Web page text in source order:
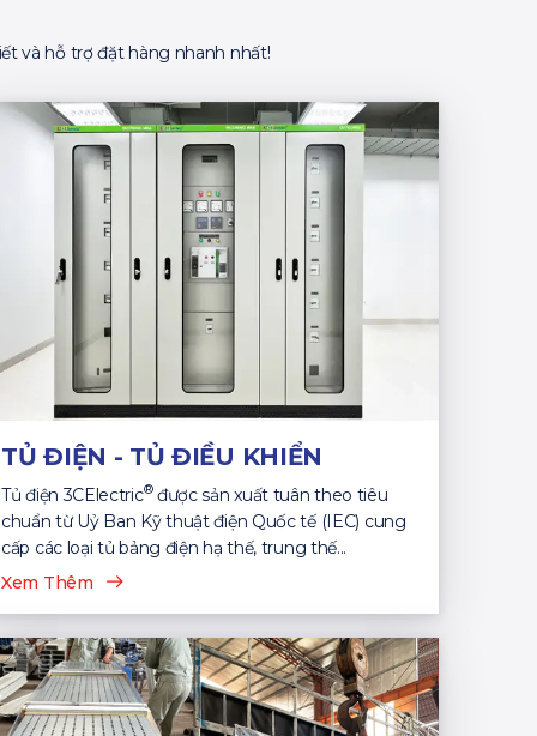
và hỗ trợ đặt hàng nhanh nhất!
TỦ ĐIỆN - TỦ ĐIỀU KHIỂN
Tủ điện 3CElectric®được sản xuất tuân theo tiêu
chuẩn từ Uỷ Ban Kỹ thuật điện Quốc tế (IEC) cung
cấp các loại tủ bảng điện hạ thế, trung thế...
Xem Thêm